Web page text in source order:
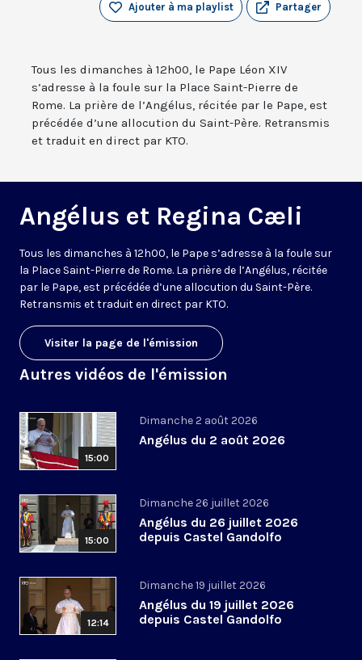
Partager
Ajouter à ma playlist
Tous les dimanches à 12h00, le Pape Léon XIV
s’adresse à la foule sur la Place Saint-Pierre de
Rome. La prière de l’Angélus, récitée par le Pape, est
précédée d’une allocution du Saint-Père. Retransmis
et traduit en direct par KTO.
Angélus et Regina Cæli
Tous les dimanches à 12h00, le Pape s’adresse à la foule sur
la Place Saint-Pierre de Rome. La prière de l’Angélus, récitée
par le Pape, est précédée d’une allocution du Saint-Père.
Retransmis et traduit en direct par KTO.
Visiter la page de l'émission
Autres vidéos de l'émission
15:00
Dimanche 2 août 2026
Angélus du 2 août 2026
15:00
Dimanche 26 juillet 2026
Angélus du 26 juillet 2026
depuis Castel Gandolfo
12:14
Dimanche 19 juillet 2026
Angélus du 19 juillet 2026
depuis Castel Gandolfo